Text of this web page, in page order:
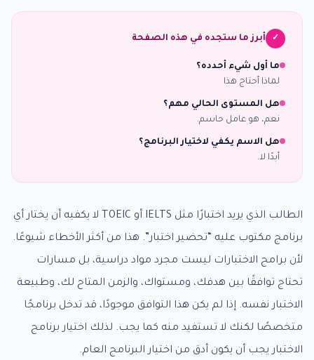
✓ أبرز ما ستجده في هذه الصفحة
ما أول شيء أحدده؟
لماذا أحتاج هذا
هل المستوى الحالي مهم؟
نعم، هو عامل حاسم.
هل الاسم يكفي لاختيار البرنامج؟
أبدًا لا.
الطالب الذي يريد اختبارًا مثل IELTS أو TOEIC لا يكفيه أن يختار أي
برنامج مكتوب عليه “تحضير اختبار”. هذا من أكثر الأخطاء شيوعًا.
لأن برامج الاختبارات ليست مجرد مواد دراسية، بل مسارات
تحتاج توافقًا بين هدفك، ومستواك، والزمن المتاح لك، وطبيعة
الاختبار نفسه. إذا لم يكن هذا التوافق موجودًا، قد تدخل برنامجًا
متخصصًا لكنك لا تستفيد منه كما يجب. لذلك اختيار برنامج
الاختبار يجب أن يكون أدق من اختيار البرنامج العام.